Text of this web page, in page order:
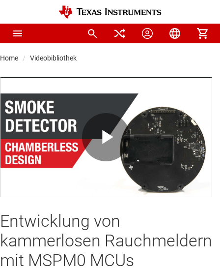
Home Videobibliothek
Play
Entwicklung von
kammerlosen Rauchmeldern
mit MSPM0 MCUs